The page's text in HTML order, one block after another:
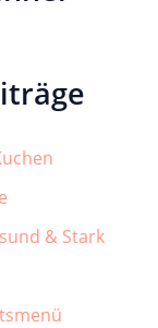
& Stark